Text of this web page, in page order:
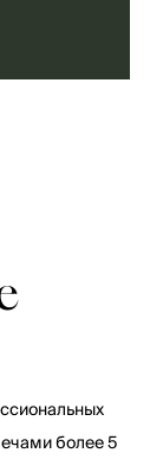
более 5